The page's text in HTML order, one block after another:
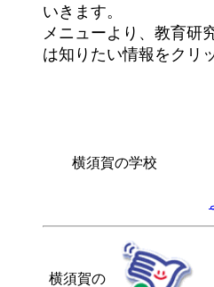
いきます。
メニューより、教育研
は知りたい情報をクリ
横須賀の学校
横須賀の